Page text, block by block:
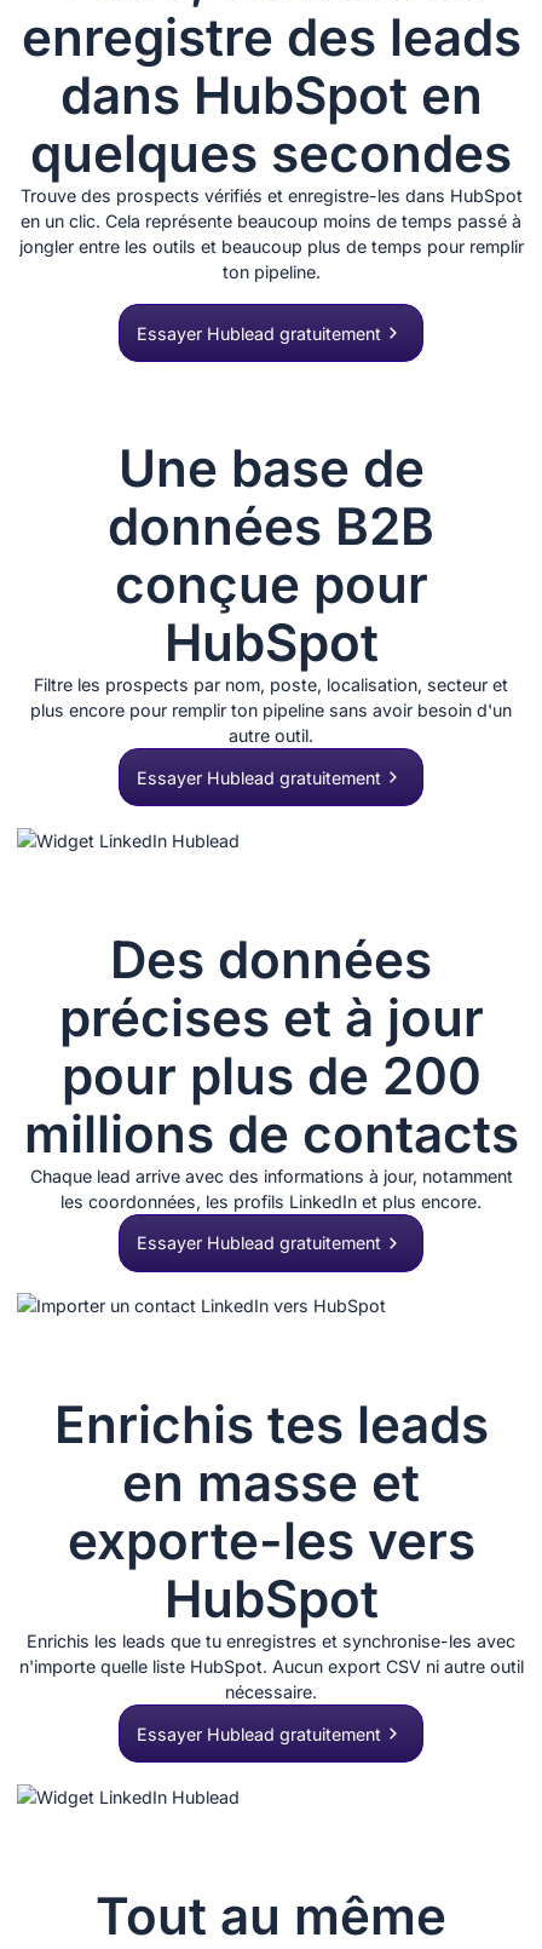
enregistre des leads
dans HubSpot en
quelques secondes
Trouve des prospects vérifiés et enregistre-les dans HubSpot
en un clic. Cela représente beaucoup moins de temps passé à
jongler entre les outils et beaucoup plus de temps pour remplir
ton pipeline.
Essayer Hublead gratuitement
Une base de
données B2B
conçue pour
HubSpot
Filtre les prospects par nom, poste, localisation, secteur et
plus encore pour remplir ton pipeline sans avoir besoin d'un
autre outil.
Essayer Hublead gratuitement
Des données
précises et à jour
pour plus de 200
millions de contacts
Chaque lead arrive avec des informations à jour, notamment
les coordonnées, les profils LinkedIn et plus encore.
Essayer Hublead gratuitement
Enrichis tes leads
en masse et
exporte-les vers
HubSpot
Enrichis les leads que tu enregistres et synchronise-les avec
n'importe quelle liste HubSpot. Aucun export CSV ni autre outil
nécessaire.
Essayer Hublead gratuitement
Tout au même